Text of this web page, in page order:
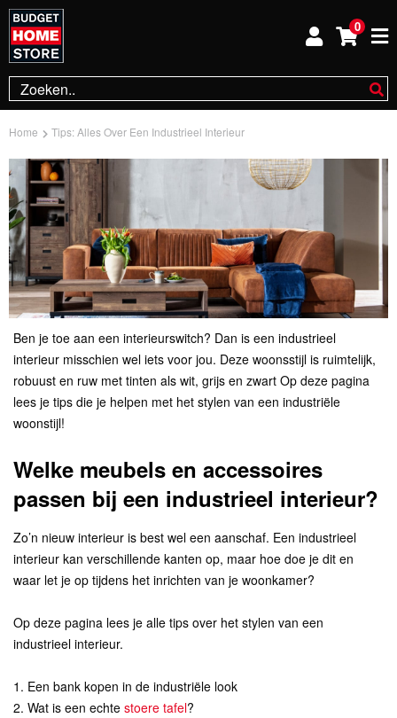
0
Home Tips: Alles Over Een Industrieel Interieur
Ben je toe aan een interieurswitch? Dan is een industrieel
interieur misschien wel iets voor jou. Deze woonsstijl is ruimtelijk,
robuust en ruw met tinten als wit, grijs en zwart Op deze pagina
lees je tips die je helpen met het stylen van een industriële
woonstijl!
Welke meubels en accessoires
passen bij een industrieel interieur?
Zo’n nieuw interieur is best wel een aanschaf. Een industrieel
interieur kan verschillende kanten op, maar hoe doe je dit en
waar let je op tijdens het inrichten van je woonkamer?
Op deze pagina lees je alle tips over het stylen van een
industrieel interieur.
1. Een bank kopen in de industriële look
2. Wat is een echte stoere tafel?